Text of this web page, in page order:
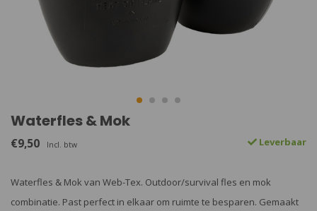
Waterfles & Mok
€9,50 Incl. btw Leverbaar
Waterfles & Mok van Web-Tex. Outdoor/survival fles en mok
combinatie. Past perfect in elkaar om ruimte te besparen. Gemaakt